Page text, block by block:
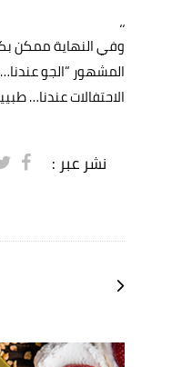
،،
وفي النهاية ممكن
المشهور “الجو
الاحتفالات عندنا…
نشر عبر :